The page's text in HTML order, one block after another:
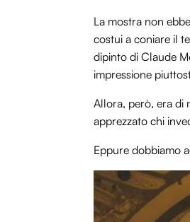
La mostra non
costui a coniare il
dipinto di Claude
impressione
Allora, però, era di
apprezzato chi
Eppure dobbiamo